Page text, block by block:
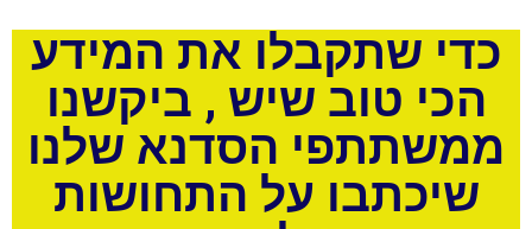
כדי שתקבלו את המידע
הכי טוב שיש , ביקשנו
ממשתתפי הסדנא שלנו
שיכתבו על התחושות